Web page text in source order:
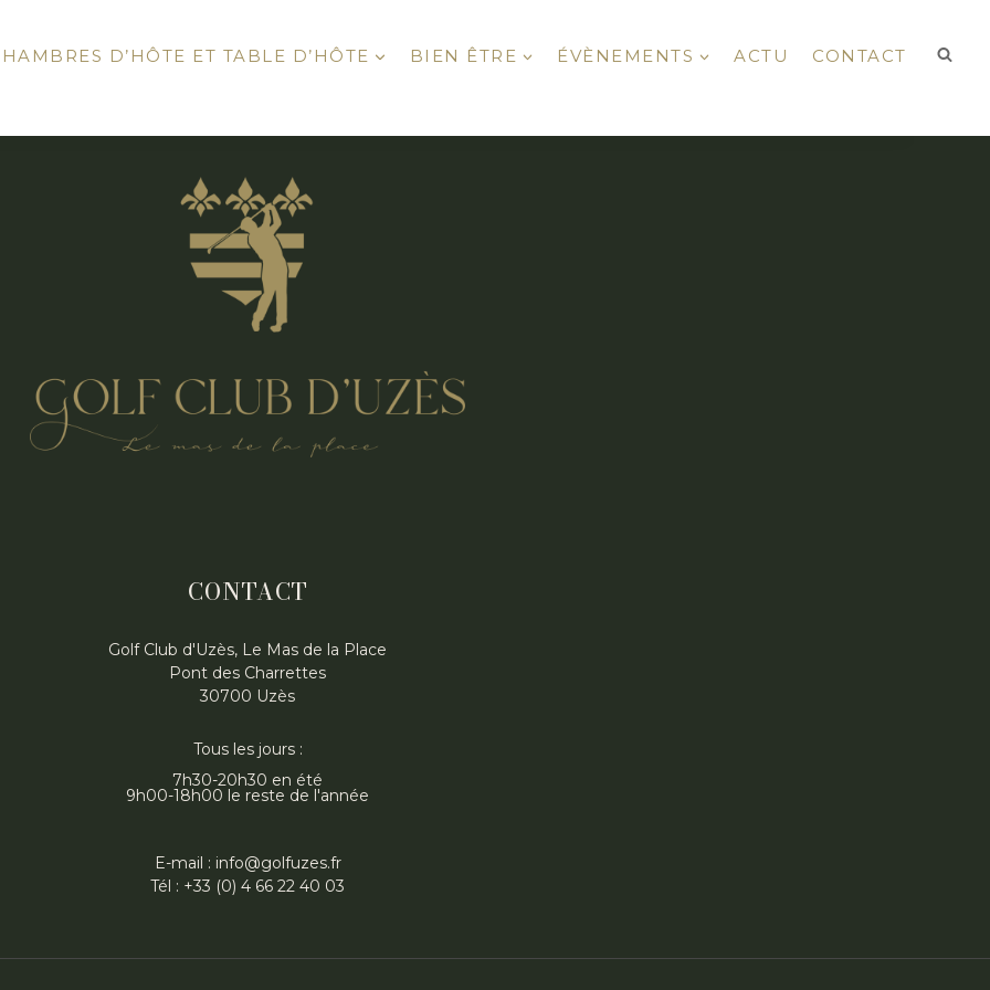
D’HÔTE ET TABLE D’HÔTE BIEN ÊTRE ÉVÈNEMENTS ACTU CONTACT
CONTACT
Golf Club d'Uzès, Le Mas de la Place
Pont des Charrettes
30700 Uzès
Tous les jours :
7h30-20h30 en été
9h00-18h00 le reste de l'année
E-mail : info@golfuzes.fr
Tél : +33 (0) 4 66 22 40 03